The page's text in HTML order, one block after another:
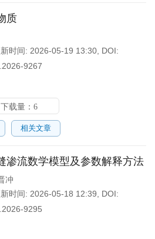
质
时间: 2026-05-19 13:30 DOI:
9267
下载量： 6
相关文章
渗流数学模型及参数解释方法
冲
时间: 2026-05-18 12:39
DOI:
9295